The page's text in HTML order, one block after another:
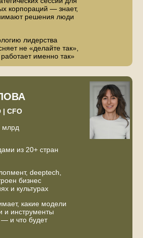
корпораций — знает,
решения люди
лидерства
не «делайте так»,
именно так»
млрд
из 20+ стран
deeptech,
бизнес
и культурах
какие модели
и инструменты
и что будет
| CFO